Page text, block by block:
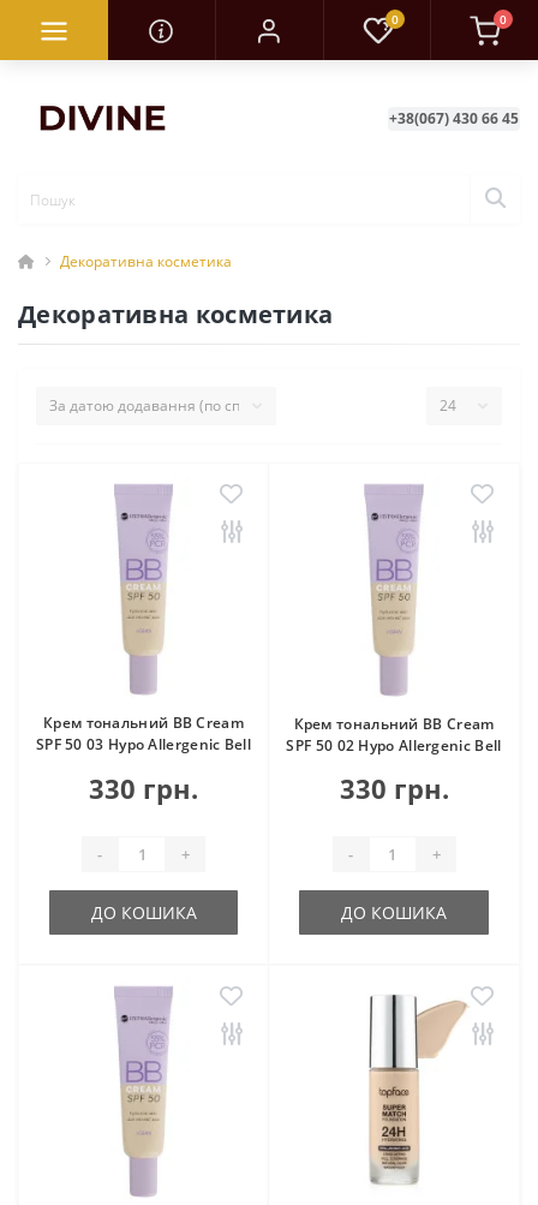
0 0
+38(067) 430 66 45
Декоративна косметика
Декоративна косметика
Крем тональний BB Cream
SPF 50 03 Hypo Allergenic Bell
330 грн.
- +
ДО КОШИКА
Крем тональний BB Cream
SPF 50 02 Hypo Allergenic Bell
330 грн.
- +
ДО КОШИКА